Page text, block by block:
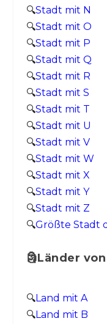
🔍Stadt mit N
🔍Stadt mit O
🔍Stadt mit P
🔍Stadt mit Q
🔍Stadt mit R
🔍Stadt mit S
🔍Stadt mit T
🔍Stadt mit U
🔍Stadt mit V
🔍Stadt mit W
🔍Stadt mit X
🔍Stadt mit Y
🔍Stadt mit Z
🔍Größte Stadt
🗿Länder
🔍Land mit A
🔍Land mit B